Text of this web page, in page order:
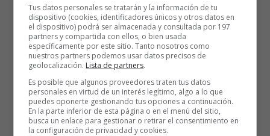
DUSKO IVANOVIC Peppe Poeta
Temporada 24/25 Tornike Shengelia
Tus datos personales se tratarán y la información de tu
dispositivo (cookies, identificadores únicos y otros datos en
el dispositivo) podrá ser almacenada y consultada por 197
partners y compartida con ellos, o bien usada
específicamente por este sitio. Tanto nosotros como
nuestros partners podemos usar datos precisos de
geolocalización. Lista de partners.
Es posible que algunos proveedores traten tus datos
personales en virtud de un interés legítimo, algo a lo que
puedes oponerte gestionando tus opciones a continuación.
En la parte inferior de esta página o en el menú del sitio,
busca un enlace para gestionar o retirar el consentimiento en
la configuración de privacidad y cookies.